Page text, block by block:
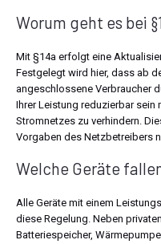
Worum geht es bei
Mit §14a erfolgt eine
Festgelegt wird hier, dass ab
angeschlossene Verbraucher
Ihrer Leistung reduzierbar sein
Stromnetzes zu verhindern.
Vorgaben des Netzbetreibers
Welche Geräte
Alle Geräte mit einem
diese Regelung. Neben
Batteriespeicher,